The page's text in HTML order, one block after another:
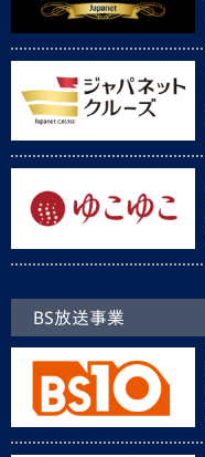
BS放送事業